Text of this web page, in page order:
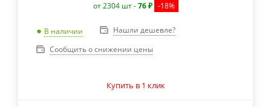
от 2304 шт -76 ₽ -18%
В наличии
Нашли дешевле?
Сообщить о снижении цены
Купить в 1 клик